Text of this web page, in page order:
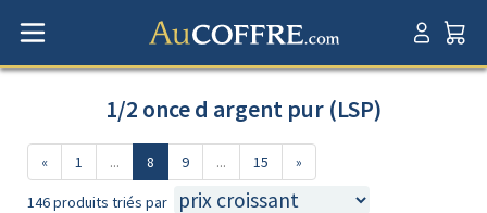
1/2 once d argent pur (LSP)
« 1 ... 8 9 ... 15 »
146 produits triés par